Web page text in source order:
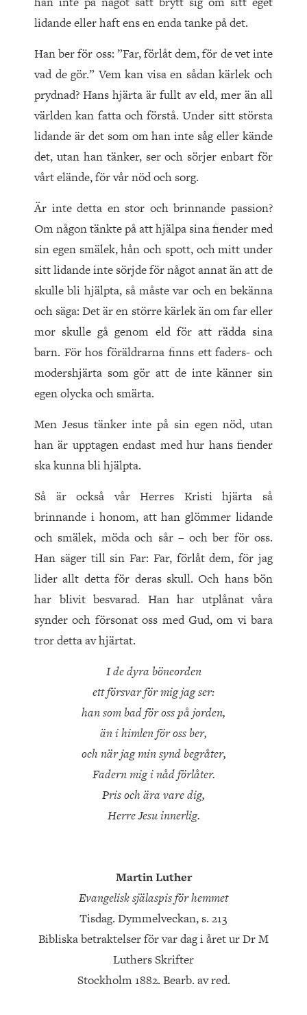
lidande eller haft ens en enda tanke på det.
Han ber för oss: ”Far, förlåt dem, för de vet inte
vad de gör.” Vem kan visa en sådan kärlek och
prydnad? Hans hjärta är fullt av eld, mer än all
världen kan fatta och förstå. Under sitt största
lidande är det som om han inte såg eller kände
det, utan han tänker, ser och sörjer enbart för
vårt elände, för vår nöd och sorg.
Är inte detta en stor och brinnande passion?
Om någon tänkte på att hjälpa sina fiender med
sin egen smälek, hån och spott, och mitt under
sitt lidande inte sörjde för något annat än att de
skulle bli hjälpta, så måste var och en bekänna
och säga: Det är en större kärlek än om far eller
mor skulle gå genom eld för att rädda sina
barn. För hos föräldrarna finns ett faders- och
modershjärta som gör att de inte känner sin
egen olycka och smärta.
Men Jesus tänker inte på sin egen nöd, utan
han är upptagen endast med hur hans fiender
ska kunna bli hjälpta.
Så är också vår Herres Kristi hjärta så
brinnande i honom, att han glömmer lidande
och smälek, möda och sår – och ber för oss.
Han säger till sin Far: Far, förlåt dem, för jag
lider allt detta för deras skull. Och hans bön
har blivit besvarad. Han har utplånat våra
synder och försonat oss med Gud, om vi bara
tror detta av hjärtat.
I de dyra böneorden
ett försvar för mig jag ser:
han som bad för oss på jorden,
än i himlen för oss ber,
och när jag min synd begråter,
Fadern mig i nåd förlåter.
Pris och ära vare dig,
Herre Jesu innerlig.
Martin Luther
Evangelisk själaspis för hemmet
Tisdag. Dymmelveckan, s. 213
Bibliska betraktelser för var dag i året ur Dr M
Luthers Skrifter
Stockholm 1882. Bearb. av red.